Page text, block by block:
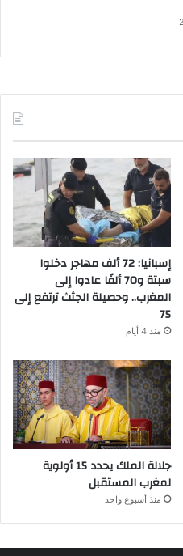
إسبانيا: 72 ألف مهاجر دخلوا
سبتة و70 ألفًا عادوا إلى
المغرب.. وحصيلة الجثث ترتفع إلى
75
منذ 4 أيام
جلالة الملك يحدد 15 أولوية
لمغرب المستقبل
منذ أسبوع واحد